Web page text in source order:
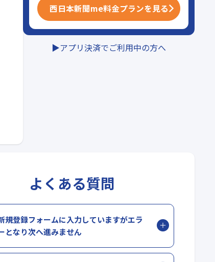
西日本新聞me料金プランを見る
▶︎アプリ決済でご利用中の方へ
よくある質問
規登録フォームに入力していますがエラ
となり次へ進みません